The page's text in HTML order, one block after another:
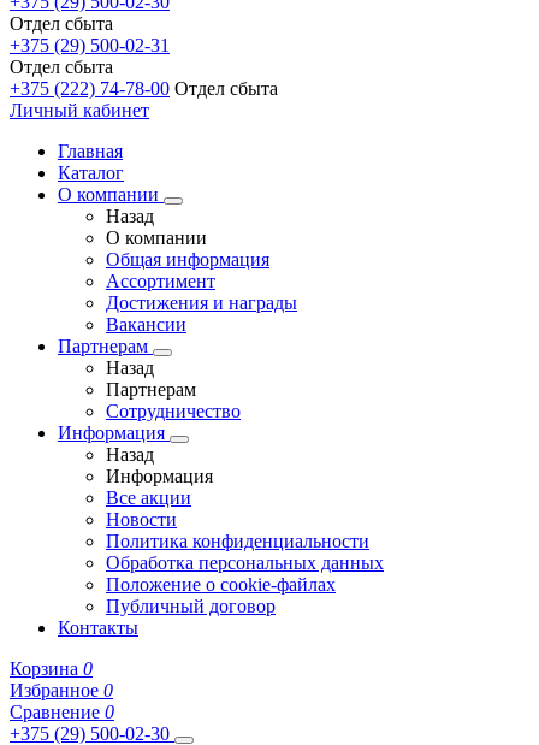
Отдел сбыта
+375 (29) 500-02-31
Отдел сбыта
+375 (222) 74-78-00 Отдел сбыта
Личный кабинет
Главная
Каталог
О компании
Назад
О компании
Общая информация
Ассортимент
Достижения и награды
Вакансии
Партнерам
Назад
Партнерам
Сотрудничество
Информация
Назад
Информация
Все акции
Новости
Политика конфиденциальности
Обработка персональных данных
Положение о cookie-файлах
Публичный договор
Контакты
Корзина 0
Избранное 0
Сравнение 0
+375 (29) 500-02-30